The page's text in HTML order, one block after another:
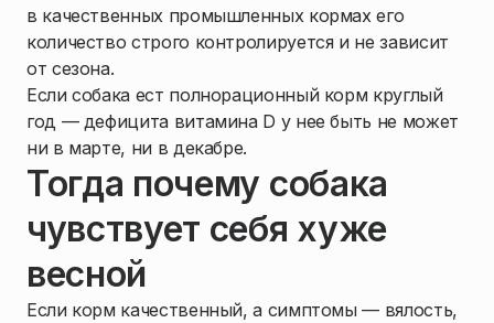
в качественных промышленных кормах его
количество строго контролируется и не зависит
от сезона.
Если собака ест полнорационный корм круглый
год — дефицита витамина D у нее быть не может
ни в марте, ни в декабре.
Тогда почему собака
чувствует себя хуже
весной
Если корм качественный, а симптомы — вялость,